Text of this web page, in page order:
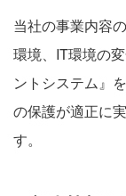
当社の事業内容
環境、IT環境の
ントシステム』
の保護が適正に
す。